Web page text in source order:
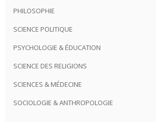
PHILOSOPHIE
SCIENCE POLITIQUE
PSYCHOLOGIE & ÉDUCATION
SCIENCE DES RELIGIONS
SCIENCES & MÉDECINE
SOCIOLOGIE & ANTHROPOLOGIE